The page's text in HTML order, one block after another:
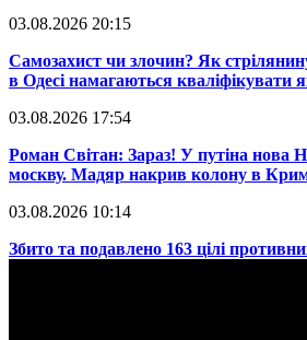
03.08.2026 20:15
​Самозахист чи злочин? Як
в Одесі намагаються кваліфікувати
03.08.2026 17:54
​Роман Світан: Зараз! У путіна нова
москву. Мадяр накрив колону в
03.08.2026 10:14
​Збито та подавлено 163 цілі